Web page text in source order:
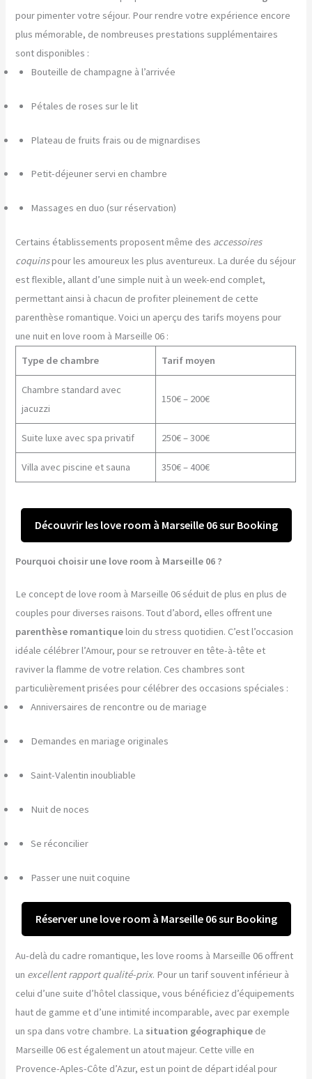
pour pimenter votre séjour. Pour rendre votre expérience encore
plus mémorable, de nombreuses prestations supplémentaires
sont disponibles :
Bouteille de champagne à l’arrivée
Pétales de roses sur le lit
Plateau de fruits frais ou de mignardises
Petit-déjeuner servi en chambre
Massages en duo (sur réservation)
Certains établissements proposent même des accessoires
coquinspour les amoureux les plus aventureux. La durée du séjour
est flexible, allant d’une simple nuit à un week-end complet,
permettant ainsi à chacun de profiter pleinement de cette
parenthèse romantique. Voici un aperçu des tarifs moyens pour
une nuit en love room à Marseille 06 :
Type de chambre
Tarif moyen
Chambre standard avec
jacuzzi
150€ – 200€
Suite luxe avec spa privatif 250€ – 300€
Villa avec piscine et sauna 350€ – 400€
Découvrir les love room à Marseille 06 sur Booking
Pourquoi choisir une love room à Marseille 06 ?
Le concept de love room à Marseille 06 séduit de plus en plus de
couples pour diverses raisons. Tout d’abord, elles offrent une
parenthèse romantiqueloin du stress quotidien. C’est l’occasion
idéale célébrer l’Amour, pour se retrouver en tête-à-tête et
raviver la flamme de votre relation. Ces chambres sont
particulièrement prisées pour célébrer des occasions spéciales :
Anniversaires de rencontre ou de mariage
Demandes en mariage originales
Saint-Valentin inoubliable
Nuit de noces
Se réconcilier
Passer une nuit coquine
Réserver une love room à Marseille 06 sur Booking
Au-delà du cadre romantique, les love rooms à Marseille 06 offrent
un excellent rapport qualité-prix. Pour un tarif souvent inférieur à
celui d’une suite d’hôtel classique, vous bénéficiez d’équipements
haut de gamme et d’une intimité incomparable, avec par exemple
un spa dans votre chambre. La situation géographique de
Marseille 06 est également un atout majeur. Cette ville en
Provence-Aples-Côte d’Azur, est un point de départ idéal pour